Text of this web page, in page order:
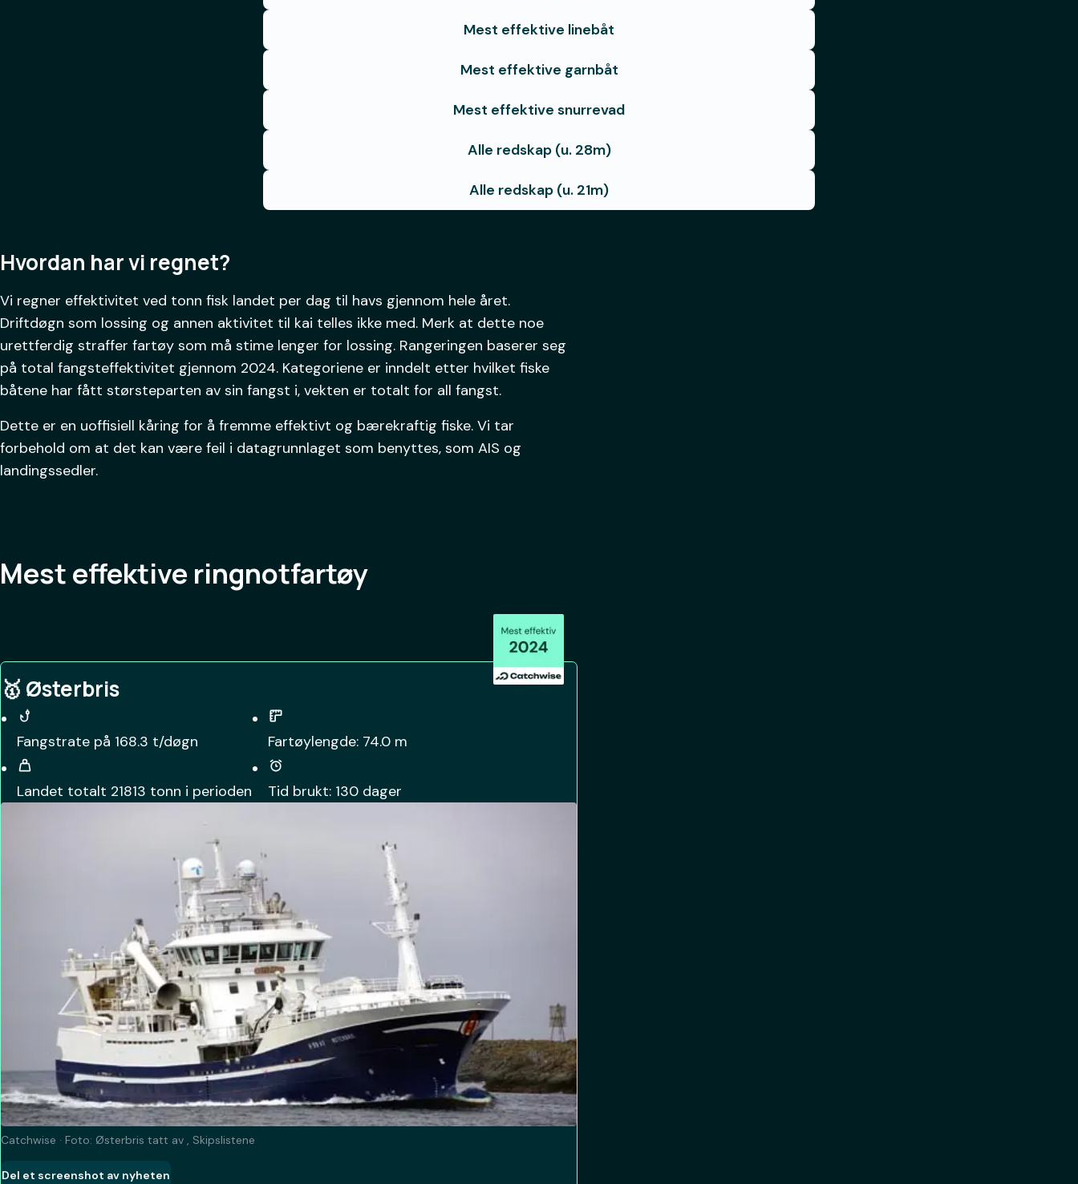
Mest effektive linebåt
Mest effektive garnbåt
Mest effektive snurrevad
Alle redskap (u. 28m)
Alle redskap (u. 21m)
Hvordan har vi regnet?
Vi regner effektivitet ved tonn fisk landet per dag til havs gjennom hele året.
Driftdøgn som lossing og annen aktivitet til kai telles ikke med. Merk at dette noe
urettferdig straffer fartøy som må stime lenger for lossing. Rangeringen baserer seg
på total fangsteffektivitet gjennom 2024. Kategoriene er inndelt etter hvilket fiske
båtene har fått størsteparten av sin fangst i, vekten er totalt for all fangst.
Dette er en uoffisiell kåring for å fremme effektivt og bærekraftig fiske. Vi tar
forbehold om at det kan være feil i datagrunnlaget som benyttes, som AIS og
landingssedler.
Mest effektive ringnotfartøy
🥇 Østerbris
Fangstrate på 168.3 t/døgn
Landet totalt 21813 tonn i perioden
Fartøylengde: 74.0 m
Tid brukt: 130 dager
Catchwise · Foto: Østerbris tatt av Skipslistene
Del et screenshot av nyheten